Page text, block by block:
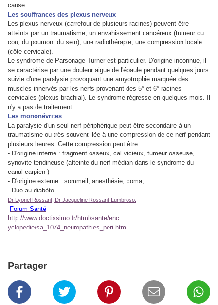
cause.
Les souffrances des plexus nerveux
Les plexus nerveux (carrefour de plusieurs racines) peuvent être
atteints par un traumatisme, un envahissement cancéreux (tumeur du
cou, du poumon, du sein), une radiothérapie, une compression locale
(côte cervicale).
Le syndrome de Parsonage-Turner est particulier. D'origine inconnue, il
se caractérise par une douleur aiguë de l'épaule pendant quelques jours
suivie d'une paralysie provoquant une amyotrophie marquée des
muscles innervés par les nerfs provenant des 5° et 6° racines
cervicales (plexus brachial). Le syndrome régresse en quelques mois. Il
n'y a pas de traitement.
Les mononévrites
La paralysie d'un seul nerf périphérique peut être secondaire à un
traumatisme ou très souvent liée à une compression de ce nerf pendant
plusieurs heures. Cette compression peut être :
- D'origine interne : fragment osseux, cal vicieux, tumeur osseuse,
synovite tendineuse (atteinte du nerf médian dans le syndrome du
canal carpien )
- D'origine externe : sommeil, anesthésie, coma;
- Due au diabète...
Dr Lyonel Rossant, Dr Jacqueline Rossant-Lumbroso.
Forum Santé
http://www.doctissimo.fr/html/sante/enc
yclopedie/sa_1074_neuropathies_peri.htm
Partager